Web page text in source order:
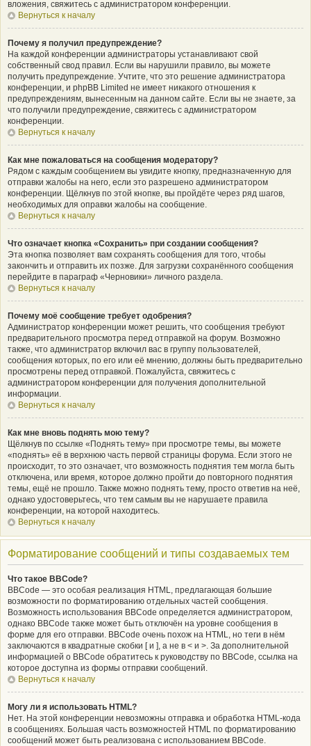
вложения, свяжитесь с администратором конференции.
Вернуться к началу
Почему я получил предупреждение?
На каждой конференции администраторы устанавливают свой
собственный свод правил. Если вы нарушили правило, вы можете
получить предупреждение. Учтите, что это решение администратора
конференции, и phpBB Limited не имеет никакого отношения к
предупреждениям, вынесенным на данном сайте. Если вы не знаете, за
что получили предупреждение, свяжитесь с администратором
конференции.
Вернуться к началу
Как мне пожаловаться на сообщения модератору?
Рядом с каждым сообщением вы увидите кнопку, предназначенную для
отправки жалобы на него, если это разрешено администратором
конференции. Щёлкнув по этой кнопке, вы пройдёте через ряд шагов,
необходимых для оправки жалобы на сообщение.
Вернуться к началу
Что означает кнопка «Сохранить» при создании сообщения?
Эта кнопка позволяет вам сохранять сообщения для того, чтобы
закончить и отправить их позже. Для загрузки сохранённого сообщения
перейдите в параграф «Черновики» личного раздела.
Вернуться к началу
Почему моё сообщение требует одобрения?
Администратор конференции может решить, что сообщения требуют
предварительного просмотра перед отправкой на форум. Возможно
также, что администратор включил вас в группу пользователей,
сообщения которых, по его или её мнению, должны быть предварительно
просмотрены перед отправкой. Пожалуйста, свяжитесь с
администратором конференции для получения дополнительной
информации.
Вернуться к началу
Как мне вновь поднять мою тему?
Щёлкнув по ссылке «Поднять тему» при просмотре темы, вы можете
«поднять» её в верхнюю часть первой страницы форума. Если этого не
происходит, то это означает, что возможность поднятия тем могла быть
отключена, или время, которое должно пройти до повторного поднятия
темы, ещё не прошло. Также можно поднять тему, просто ответив на неё,
однако удостоверьтесь, что тем самым вы не нарушаете правила
конференции, на которой находитесь.
Вернуться к началу
Форматирование сообщений и типы создаваемых тем
Что такое BBCode?
BBCode — это особая реализация HTML, предлагающая большие
возможности по форматированию отдельных частей сообщения.
Возможность использования BBCode определяется администратором,
однако BBCode также может быть отключён на уровне сообщения в
форме для его отправки. BBCode очень похож на HTML, но теги в нём
заключаются в квадратные скобки [ и ], а не в < и >. За дополнительной
информацией о BBCode обратитесь к руководству по BBCode, ссылка на
которое доступна из формы отправки сообщений.
Вернуться к началу
Могу ли я использовать HTML?
Нет. На этой конференции невозможны отправка и обработка HTML-кода
в сообщениях. Большая часть возможностей HTML по форматированию
сообщений может быть реализована с использованием BBCode.